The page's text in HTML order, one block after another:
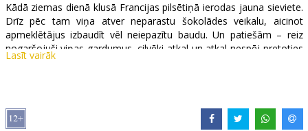
Kādā ziemas dienā klusā Francijas pilsētiņā ierodas jauna sieviete.
Drīz pēc tam viņa atver neparastu šokolādes veikalu, aicinot
apmeklētājus izbaudīt vēl neiepazītu baudu. Un patiešām – reiz
nogaršojuši viņas gardumus, cilvēki atkal un atkal nespēj pretoties
saldajam kārdinājumam. Viāna it kā maģiskā veidā spēj uzminēt
Filma angļu valodā ar subtitriem latviešu valodā.
Lasīt vairāk